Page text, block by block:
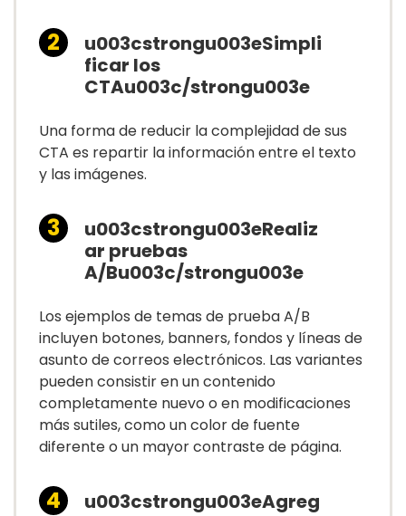
u003cstrongu003eSimpli
ficar los
CTAu003c/strongu003e
Una forma de reducir la complejidad de sus
CTA es repartir la información entre el texto
y las imágenes.
u003cstrongu003eRealiz
ar pruebas
A/Bu003c/strongu003e
Los ejemplos de temas de prueba A/B
incluyen botones, banners, fondos y líneas de
asunto de correos electrónicos. Las variantes
pueden consistir en un contenido
completamente nuevo o en modificaciones
más sutiles, como un color de fuente
diferente o un mayor contraste de página.
u003cstrongu003eAgreg